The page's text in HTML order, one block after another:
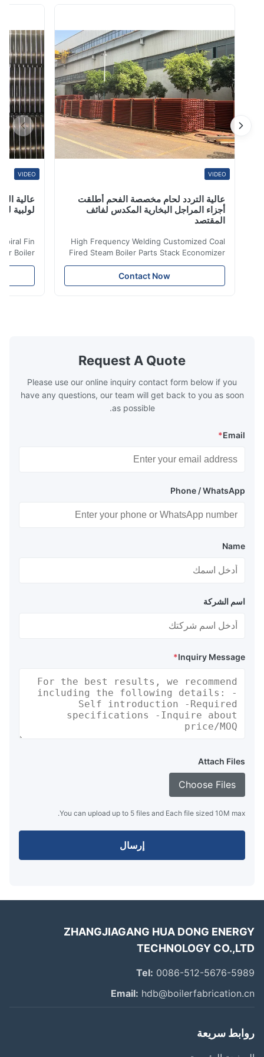
أنابيب وأنابيب الفولاذ المقاوم للصدأ. Our client already
cover more than 45 عميلنا ي...
عالية التردد لحام مخصصة الفحم أطلقت
أجزاء المراجل البخارية المكدس لفائف
المقتصد
High Frequency Welding Customized Coal
Fired Steam Boiler Parts Stack Economizer
Coil Boiler economizer Boiler Economizer is
the energy improving device that helps to
reduce the cost of operation by saving the
boilers is generally in the temperature
range of 200°C – 250°C, so there
Contact Now
عالية
لولبية لنقل
Spiral Fin
Boiler
is the
saving the
Request A Quote
Please use our online inquiry contact form below if you
have any questions, our team will get back to you as soon
as possible.
Email
*
Phone / WhatsApp
Name
اسم الشركة
Inquiry Message
*
Attach Files
Choose Files
You can upload up to 5 files and Each file sized 10M max.
إرسال
ZHANGJIAGANG HUA DONG
TECHNOLOGY
Tel:0086-512-5676-
Email:
سريعة